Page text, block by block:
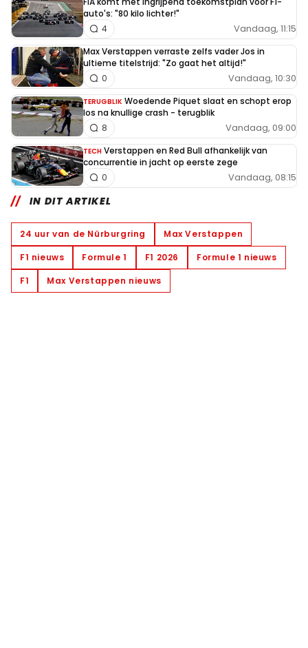
auto's: "80 kilo lichter!"
Vandaag, 11:15
4
Max Verstappen verraste zelfs vader Jos in
ultieme titelstrijd: "Zo gaat het altijd!"
Vandaag, 10:30
0
TERUGBLIK Woedende Piquet slaat en schopt erop
los na knullige crash - terugblik
Vandaag, 09:00
8
TECH Verstappen en Red Bull afhankelijk van
concurrentie in jacht op eerste zege
Vandaag, 08:15
0
IN DIT ARTIKEL
24 uur van de Nürburgring
Max Verstappen
F1 nieuws
Formule 1 F1 2026
Formule 1 nieuws
F1
Max Verstappen nieuws